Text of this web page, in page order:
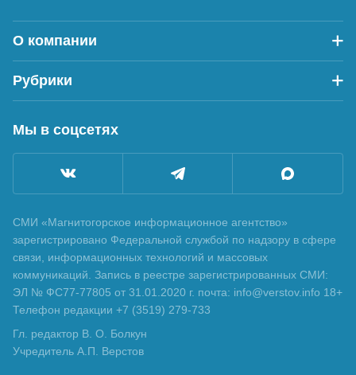
О компании
Рубрики
Мы в соцсетях
СМИ «Магнитогорское информационное агентство»
зарегистрировано Федеральной службой по надзору в сфере
связи, информационных технологий и массовых
коммуникаций. Запись в реестре зарегистрированных СМИ:
ЭЛ № ФС77-77805 от 31.01.2020 г. почта: info@verstov.info 18+
Телефон редакции +7 (3519) 279-733
Гл. редактор В. О. Болкун
Учредитель А.П. Верстов